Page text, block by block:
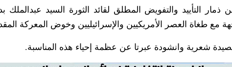
ذمار التأييد والتفويض المطلق لقائد الثورة السيد عبدالملك
مع طغاة العصر الأمريكيين والإسرائيليين وخوض المعركة
شعرية وانشودة عبرتا عن عظمة إحياء هذه المناسبة.